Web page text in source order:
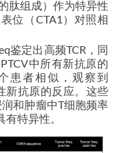
肽组成）作为特异性
位（CTA1）对照相
鉴定出高频TCR，同
中所有新抗原的
患者相似，观察到
新抗原的反应。这些
和肿瘤中T细胞频率
特异性。